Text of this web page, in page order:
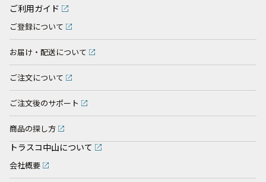
ご利用ガイド
ご登録について
お届け・配送について
ご注文について
ご注文後のサポート
商品の探し方
トラスコ中山について
会社概要